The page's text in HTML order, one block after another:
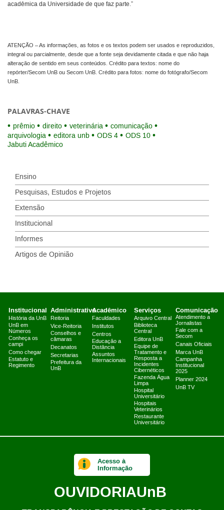
acadêmica da Universidade de que faz parte.”
ATENÇÃO – As informações, as fotos e os textos podem ser usados e reproduzidos,
integral ou parcialmente, desde que a fonte seja devidamente citada e que não haja
alteração de sentido em seus conteúdos. Crédito para textos: nome do
repórter/Secom UnB ou Secom UnB. Crédito para fotos: nome do fotógrafo/Secom
UnB.
PALAVRAS-CHAVE
prêmio direito veterinária
comunicação
arquivologia
editora unb ODS 4
ODS 10
Jabuti Acadêmico
Ensino
Pesquisas, Estudos e Projetos
Extensão
Institucional
Informes
Artigos de Opinião
Institucional
História da UnB
UnB em
Números
Conheça os
campi
Como chegar
Estatuto e
Regimento
Administrativo
Reitoria
Vice-Reitoria
Conselhos e
câmaras
Decanatos
Secretarias
Prefeitura da
UnB
Acadêmico
Faculdades
Institutos
Centros
Educação a
Distância
Assuntos
Internacionais
Serviços
Arquivo Central
Biblioteca
Central
Editora UnB
Equipe de
Tratamento e
Resposta a
Incidentes
Cibernéticos
Fazenda Água
Limpa
Hospital
Universitário
Hospitais
Veterinários
Restaurante
Universitário
Comunicação
Atendimento a
Jornalistas
Fale com a
Secom
Canais Oficiais
Marca UnB
Campanha
Institucional
2025
Planner 2024
UnB TV
Acesso à
Informação
OUVIDORIAUnB